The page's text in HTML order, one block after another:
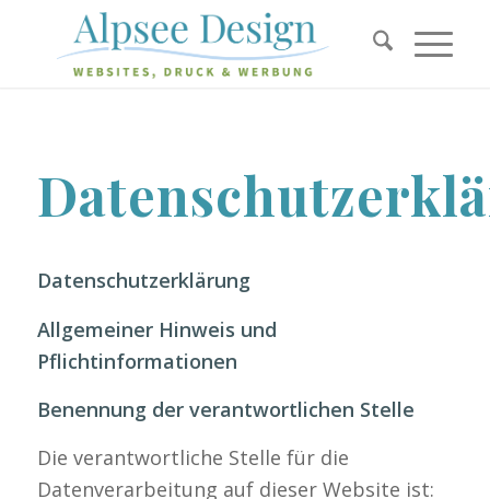
Datenschutzerklärung
Allgemeiner Hinweis und
Pflichtinformationen
Benennung der verantwortlichen Stelle
Die verantwortliche Stelle für die
Datenverarbeitung auf dieser Website ist: